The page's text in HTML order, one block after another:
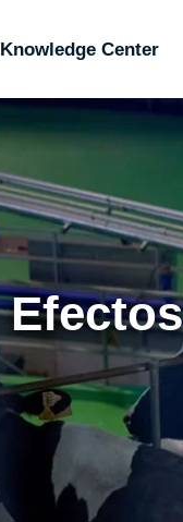
Knowledge Center